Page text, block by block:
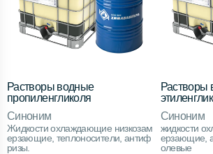
Растворы водные
пропиленгликоля
Синоним
Жидкости охлаждающие низкозам
ерзающие, теплоносители, антиф
ризы.
Растворы
Синоним
жидкости
ерзающие,
олевые